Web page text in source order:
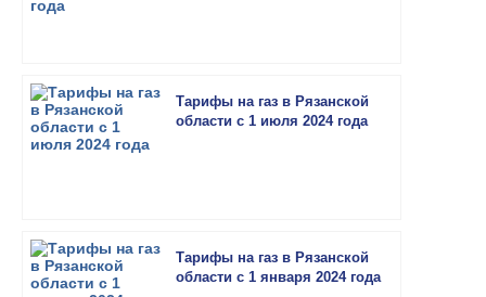
Тарифы на газ в Рязанской
области с 1 июля 2024 года
Тарифы на газ в Рязанской
области с 1 января 2024 года